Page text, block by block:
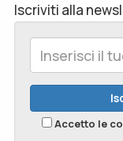
Iscriviti alla
Accetto le